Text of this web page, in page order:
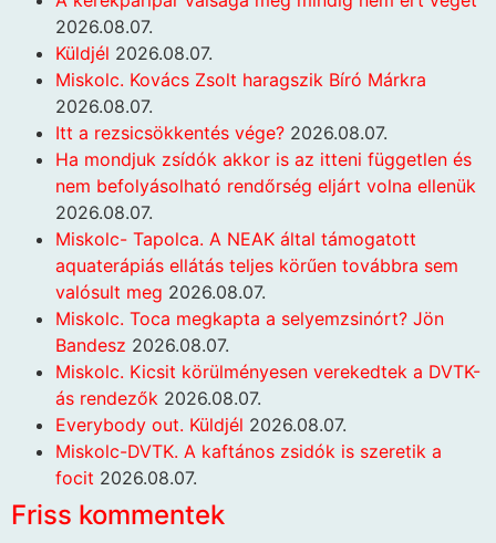
2026.08.07.
Küldjél 2026.08.07.
Miskolc. Kovács Zsolt haragszik Bíró Márkra
2026.08.07.
Itt a rezsicsökkentés vége? 2026.08.07.
Ha mondjuk zsídók akkor is az itteni független és
nem befolyásolható rendőrség eljárt volna ellenük
2026.08.07.
Miskolc- Tapolca. A NEAK által támogatott
aquaterápiás ellátás teljes körűen továbbra sem
valósult meg 2026.08.07.
Miskolc. Toca megkapta a selyemzsinórt? Jön
Bandesz 2026.08.07.
Miskolc. Kicsit körülményesen verekedtek a DVTK-
ás rendezők 2026.08.07.
Everybody out. Küldjél 2026.08.07.
Miskolc-DVTK. A kaftános zsidók is szeretik a
focit 2026.08.07.
Friss kommentek